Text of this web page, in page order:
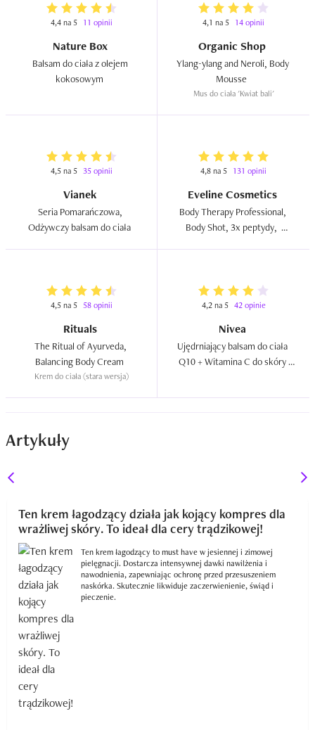
4,4 na 5 11 opinii
Nature Box
Balsam do ciała z olejem
4,1 na 5 14 opinii
Organic Shop
Ylang-ylang and Neroli, Body
Mus do ciała 'Kwiat bali'
4,5 na 5 35 opinii
Vianek
Seria Pomarańczowa,
4,8 na 5 131 opinii
Eveline Cosmetics
Body Therapy Professional,
Body Shot, 3x peptydy,
4,5 na 5 58 opinii
Rituals
The Ritual of Ayurveda,
Krem do ciała (stara wersja)
4,2 na 5 42 opinie
Nivea
Ujędrniający balsam do ciała
Q10 + Witamina C do skóry
Artykuły
Ten krem łagodzący działa jak kojący kompres dla
wrażliwej skóry. To ideał dla cery trądzikowej!
Ten krem łagodzący to must have w jesiennej i zimowej
pielęgnacji. Dostarcza intensywnej dawki nawilżenia i
nawodnienia, zapewniając ochronę przed przesuszeniem
naskórka. Skutecznie likwiduje zaczerwienienie, świąd i
pieczenie.